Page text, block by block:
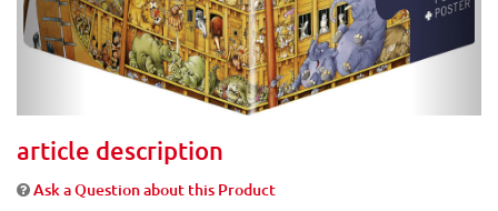
article description
Ask a Question about this Product